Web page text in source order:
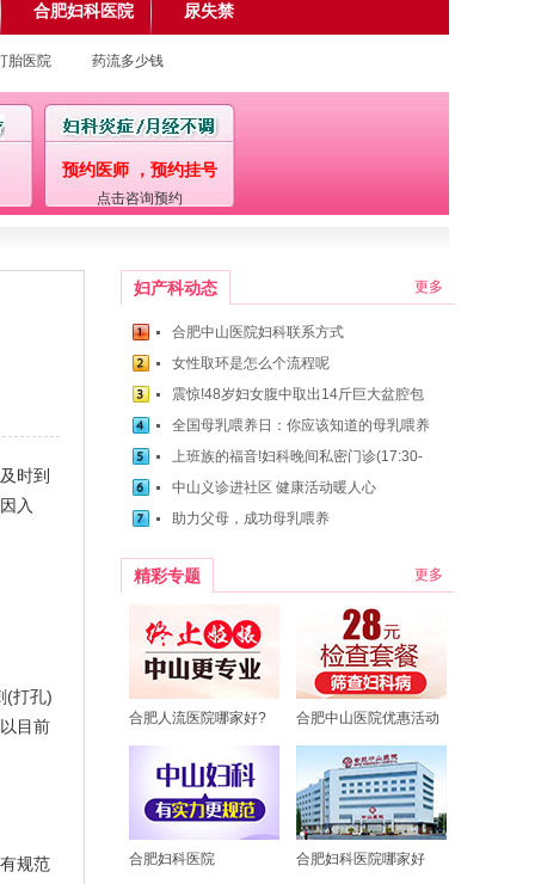
合肥妇科医院 尿失禁
胎医院 药流多少钱
预约医师 ，预约挂号
点击咨询预约
时到
入
(打孔)
目前
规范
更多
妇产科动态
合肥中山医院妇科联系方式
女性取环是怎么个流程呢
震惊!48岁妇女腹中取出14斤巨大盆腔包
全国母乳喂养日：你应该知道的母乳喂养
上班族的福音!妇科晚间私密门诊(17:30-
中山义诊进社区 健康活动暖人心
助力父母，成功母乳喂养
更多
精彩专题
合肥人流医院哪家好? 合肥中山医院优惠活动
合肥妇科医院 合肥妇科医院哪家好